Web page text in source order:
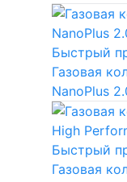
Быстрый
Газовая
NanoPlus
Быстрый
Газовая